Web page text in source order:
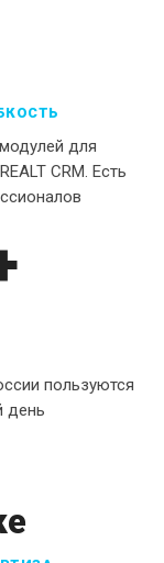
для
CRM. Есть
пользуются
день